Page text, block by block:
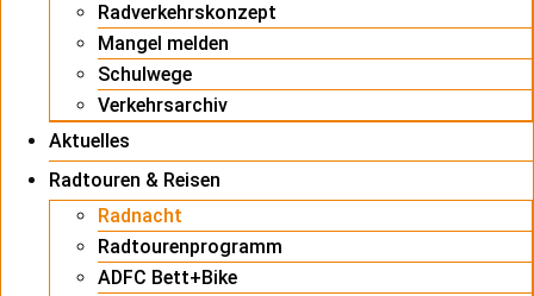
Radverkehrskonzept
Mangel melden
Schulwege
Verkehrsarchiv
Aktuelles
Radtouren & Reisen
Radnacht
Radtourenprogramm
ADFC Bett+Bike